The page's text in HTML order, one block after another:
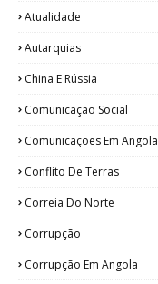
Atualidade
Autarquias
China E Rússia
Comunicação Social
Comunicações Em Angola
Conflito De Terras
Correia Do Norte
Corrupção
Corrupção Em Angola